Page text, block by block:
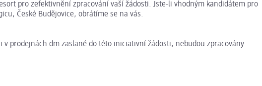
pro zefektivnění zpracování vaší žádosti. Jste-li vhodným kandidátem pro
České Budějovice, obrátíme se na vás.
v prodejnách dm zaslané do této iniciativní žádosti, nebudou zpracovány.